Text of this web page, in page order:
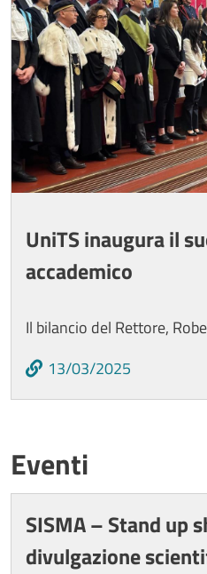
UniTS inaugura il
accademico
Il bilancio del Rettore,
13/03/2025
Titolo card
Eventi
SISMA – Stand up
divulgazione